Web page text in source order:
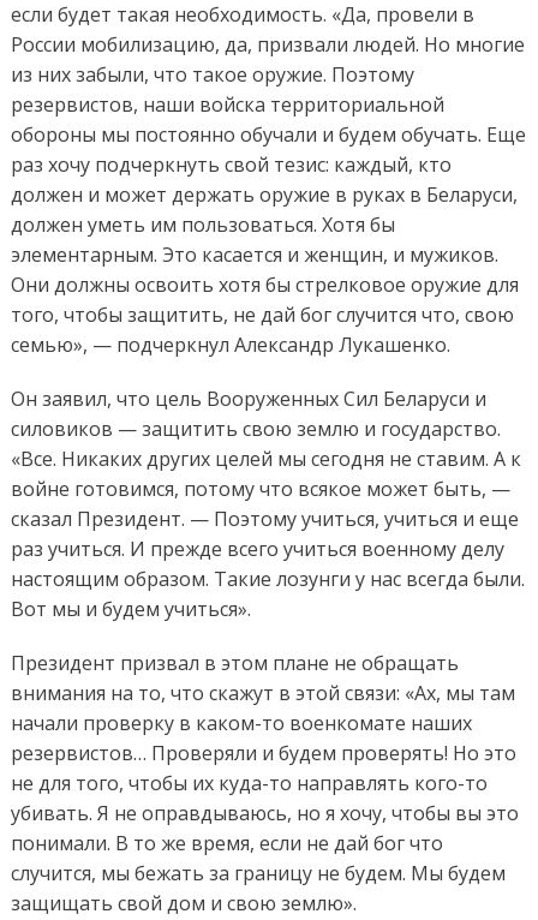
если будет такая необходимость. «Да, провели в
России мобилизацию, да, призвали людей. Но многие
из них забыли, что такое оружие. Поэтому
резервистов, наши войска территориальной
обороны мы постоянно обучали и будем обучать. Еще
раз хочу подчеркнуть свой тезис: каждый, кто
должен и может держать оружие в руках в Беларуси,
должен уметь им пользоваться. Хотя бы
элементарным. Это касается и женщин, и мужиков.
Они должны освоить хотя бы стрелковое оружие для
того, чтобы защитить, не дай бог случится что, свою
семью», — подчеркнул Александр Лукашенко.
Он заявил, что цель Вооруженных Сил Беларуси и
силовиков — защитить свою землю и государство.
«Все. Никаких других целей мы сегодня не ставим. А к
войне готовимся, потому что всякое может быть, —
сказал Президент. — Поэтому учиться, учиться и еще
раз учиться. И прежде всего учиться военному делу
настоящим образом. Такие лозунги у нас всегда были.
Вот мы и будем учиться».
Президент призвал в этом плане не обращать
внимания на то, что скажут в этой связи: «Ах, мы там
начали проверку в каком-то военкомате наших
резервистов… Проверяли и будем проверять! Но это
не для того, чтобы их куда-то направлять кого-то
убивать. Я не оправдываюсь, но я хочу, чтобы вы это
понимали. В то же время, если не дай бог что
случится, мы бежать за границу не будем. Мы будем
защищать свой дом и свою землю».